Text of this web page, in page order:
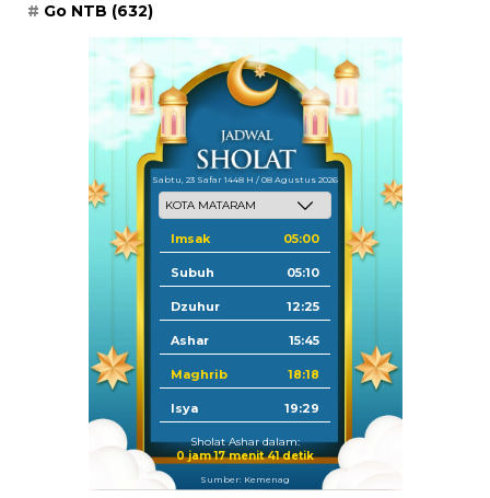
Go NTB (632)
Sabtu, 23 Safar 1448 H / 08 Agustus 2026
Imsak 05:00
Subuh 05:10
Dzuhur 12:25
Ashar 15:45
Maghrib 18:18
Isya 19:29
Sholat Ashar dalam:
0 jam 17 menit 40 detik
Sumber: Kemenag